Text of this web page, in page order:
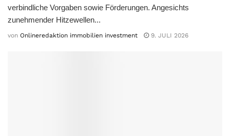
verbindliche Vorgaben sowie Förderungen. Angesichts
zunehmender Hitzewellen...
von Onlineredaktion immobilien investment 9. JULI 2026